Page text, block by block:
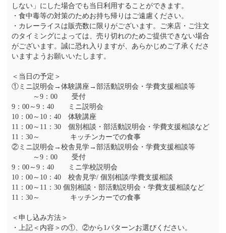
しない」にした場合でも当日利用することができます。
・食中毒等の対策のためお持ち帰りはご遠慮ください。
・カレーライスは販売数に限りがございます。ご来店・ご注文
のタイミングによっては、売り切れのためご提供できない場合
がございます。誠に恐れ入りますが、あらかじめご了承くださ
いますようお願いいたします。
＜当日の予定＞
①ミニ説明会→体験講座→部活動説明会・学費支援相談等
～9：00 受付
9：00～9：40 ミニ説明会
10：00～10：40 体験講座
11：00～11：30 個別相談・部活動説明会・学費支援相談など
11：30～ キッチンカーでの食事
②ミニ説明会→校舎見学→部活動説明会・学費支援相談等
～9：00 受付
9：00～9：40 ミニ学校説明会
10：00～10：40 校舎見学/ 個別相談/学費支援相談
11：00～11：30 個別相談・部活動説明会・学費支援相談など
11：30～ キッチンカーでの食事
＜申し込み方法＞
・上記＜内容＞の①、②から1パターンお選びください。